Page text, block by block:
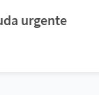
urgente